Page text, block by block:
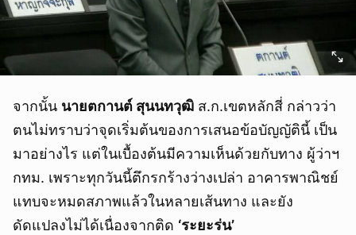
จากนั้น นายตกานต์ สุนนทวุฒิ ส.ก.เขตหลักสี่ กล่าวว่า
ตนไม่ทราบว่าจุดเริ่มต้นของการเสนอข้อบัญญัตินี้ เป็น
มาอย่างไร แต่ในเบื้องต้นมีความเห็นด้วยกับทาง ผู้ว่าฯ
กทม. เพราะทุกวันนี้ตึกรกร้างว่างเปล่า อาคารพาณิชย์
แทบจะหมดสภาพแล้วในหลายเส้นทาง และยัง
ดัดแปลงไม่ได้เนื่องจากติด ‘ระยะร่น’